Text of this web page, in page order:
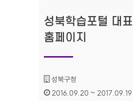
성북학습포털 대표
홈페이지
기관명 :
성북구청
인증기간 :
2016.09.20 ~ 2017.09.19